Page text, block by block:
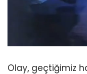
Olay, geçtiğimiz